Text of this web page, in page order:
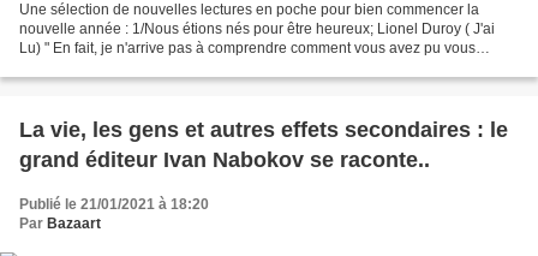
Une sélection de nouvelles lectures en poche pour bien commencer la
nouvelle année : 1/Nous étions nés pour être heureux; Lionel Duroy ( J'ai
Lu) " En fait, je n'arrive pas à comprendre comment vous avez pu vous
La vie, les gens et autres effets secondaires : le
grand éditeur Ivan Nabokov se raconte..
Publié le 21/01/2021 à 18:20
Par Bazaart